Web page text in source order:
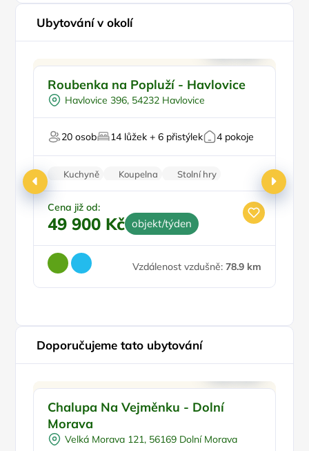
Ubytování v okolí
Pro skupiny
Na samotě
U lesa
Na horách
Roubenka na Popluží - Havlovice
Havlovice 396, 54232 Havlovice
20 osob 14 lůžek + 6 přistýlek 4 pokoje
Kuchyně Koupelna
Stolní hry
Nekuřácký objekt
Parkování zdarma
Cena již od:
49 900 Kč objekt/týden
Vzdálenost vzdušně: 78.9 km
Doporučujeme tato ubytování
Venkovní bazén
Pro skupiny
Pro milovníky přírody
Chalupa Na Vejměnku - Dolní
Morava
Velká Morava 121, 56169 Dolní Morava